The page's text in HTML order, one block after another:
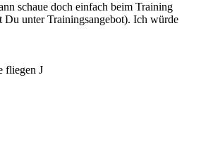
schaue doch einfach beim Training
Du unter Trainingsangebot). Ich würde
fliegen J